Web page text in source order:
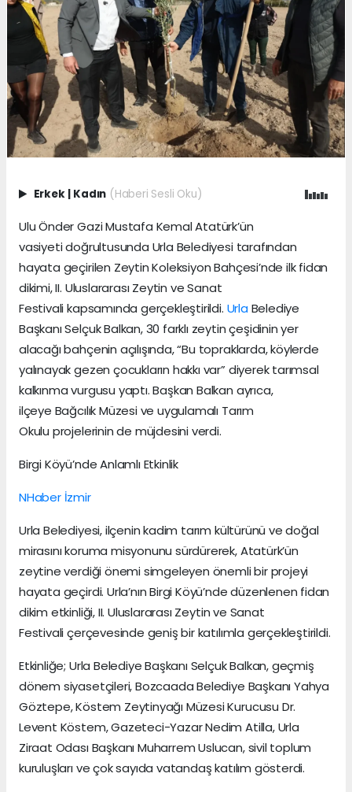
Erkek | Kadın (Haberi Sesli Oku)
Ulu Önder Gazi Mustafa Kemal Atatürk’ün
vasiyeti doğrultusunda Urla Belediyesi tarafından
hayata geçirilen Zeytin Koleksiyon Bahçesi’nde ilk fidan
dikimi, II. Uluslararası Zeytin ve Sanat
Festivali kapsamında gerçekleştirildi. UrlaBelediye
Başkanı Selçuk Balkan, 30 farklı zeytin çeşidinin yer
alacağı bahçenin açılışında, “Bu topraklarda, köylerde
yalınayak gezen çocukların hakkı var” diyerek tarımsal
kalkınma vurgusu yaptı. Başkan Balkan ayrıca,
ilçeye Bağcılık Müzesi ve uygulamalı Tarım
Okulu projelerinin de müjdesini verdi.
Birgi Köyü’nde Anlamlı Etkinlik
NHaber İzmir
Urla Belediyesi, ilçenin kadim tarım kültürünü ve doğal
mirasını koruma misyonunu sürdürerek, Atatürk’ün
zeytine verdiği önemi simgeleyen önemli bir projeyi
hayata geçirdi. Urla’nın Birgi Köyü’nde düzenlenen fidan
dikim etkinliği, II. Uluslararası Zeytin ve Sanat
Festivali çerçevesinde geniş bir katılımla gerçekleştirildi.
Etkinliğe; Urla Belediye Başkanı Selçuk Balkan, geçmiş
dönem siyasetçileri, Bozcaada Belediye Başkanı Yahya
Göztepe, Köstem Zeytinyağı Müzesi Kurucusu Dr.
Levent Köstem, Gazeteci-Yazar Nedim Atilla, Urla
Ziraat Odası Başkanı Muharrem Uslucan, sivil toplum
kuruluşları ve çok sayıda vatandaş katılım gösterdi.